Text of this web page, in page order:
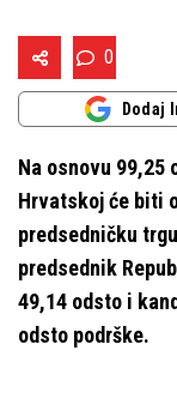
0
Dodaj
Na osnovu 99,25
Hrvatskoj će biti
predsedničku
predsednik
49,14 odsto i
odsto podrške.